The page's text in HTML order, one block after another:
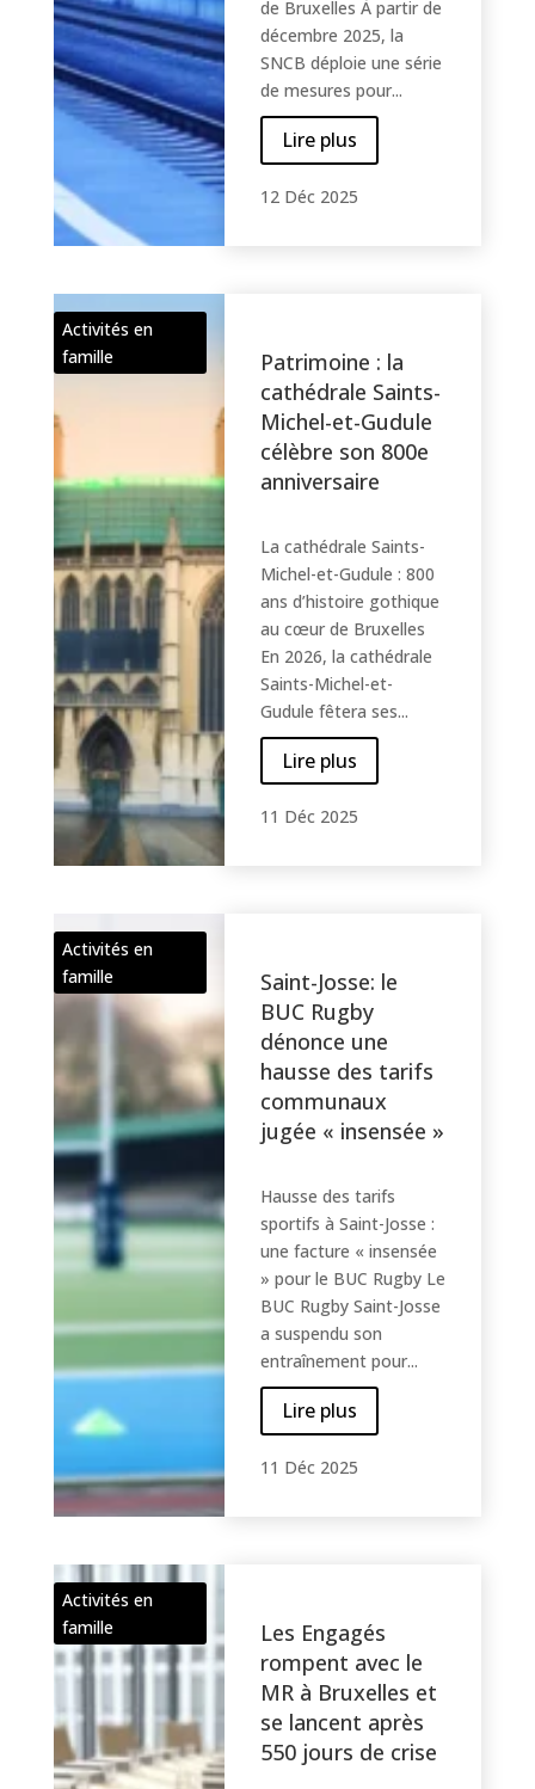
de Bruxelles À partir de
décembre 2025, la
SNCB déploie une série
de mesures pour...
Lire plus
12 Déc 2025
Activités en
famille
Patrimoine : la
cathédrale Saints-
Michel-et-Gudule
célèbre son 800e
anniversaire
La cathédrale Saints-
Michel-et-Gudule : 800
ans d’histoire gothique
au cœur de Bruxelles
En 2026, la cathédrale
Saints-Michel-et-
Gudule fêtera ses...
Lire plus
11 Déc 2025
Activités en
famille
Saint-Josse: le
BUC Rugby
dénonce une
hausse des tarifs
communaux
jugée « insensée »
Hausse des tarifs
sportifs à Saint-Josse :
une facture « insensée
» pour le BUC Rugby Le
BUC Rugby Saint-Josse
a suspendu son
entraînement pour...
Lire plus
11 Déc 2025
Activités en
famille
Les Engagés
rompent avec le
MR à Bruxelles et
se lancent après
550 jours de crise